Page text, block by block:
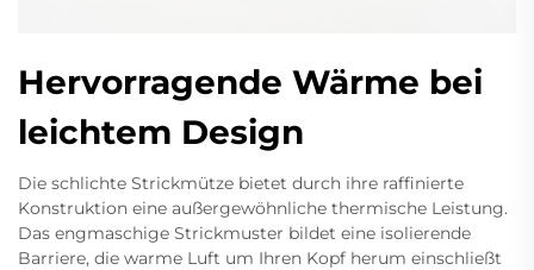
Hervorragende Wärme bei
leichtem Design
Die schlichte Strickmütze bietet durch ihre raffinierte
Konstruktion eine außergewöhnliche thermische Leistung.
Das engmaschige Strickmuster bildet eine isolierende
Barriere, die warme Luft um Ihren Kopf herum einschließt